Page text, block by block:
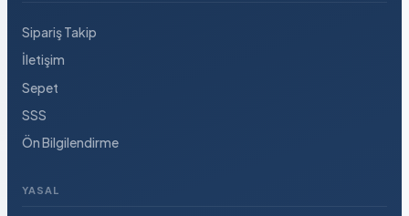
Sipariş Takip
İletişim
Sepet
SSS
Ön Bilgilendirme
YASAL